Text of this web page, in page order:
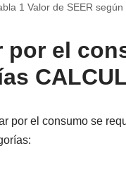
1 Valor de SEER
por el
por el consumo se